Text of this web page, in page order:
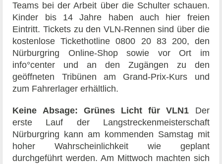
Teams bei der Arbeit über die Schulter schauen.
Kinder bis 14 Jahre haben auch hier freien
Eintritt. Tickets zu den VLN-Rennen sind über die
kostenlose Tickethotline 0800 20 83 200, den
Nürburgring Online-Shop sowie vor Ort im
info°center und an den Zugängen zu den
geöffneten Tribünen am Grand-Prix-Kurs und
zum Fahrerlager erhältlich.
Keine Absage: Grünes Licht für VLN1 Der
erste Lauf der Langstreckenmeisterschaft
Nürburgring kann am kommenden Samstag mit
hoher Wahrscheinlichkeit wie geplant
durchgeführt werden. Am Mittwoch machten sich